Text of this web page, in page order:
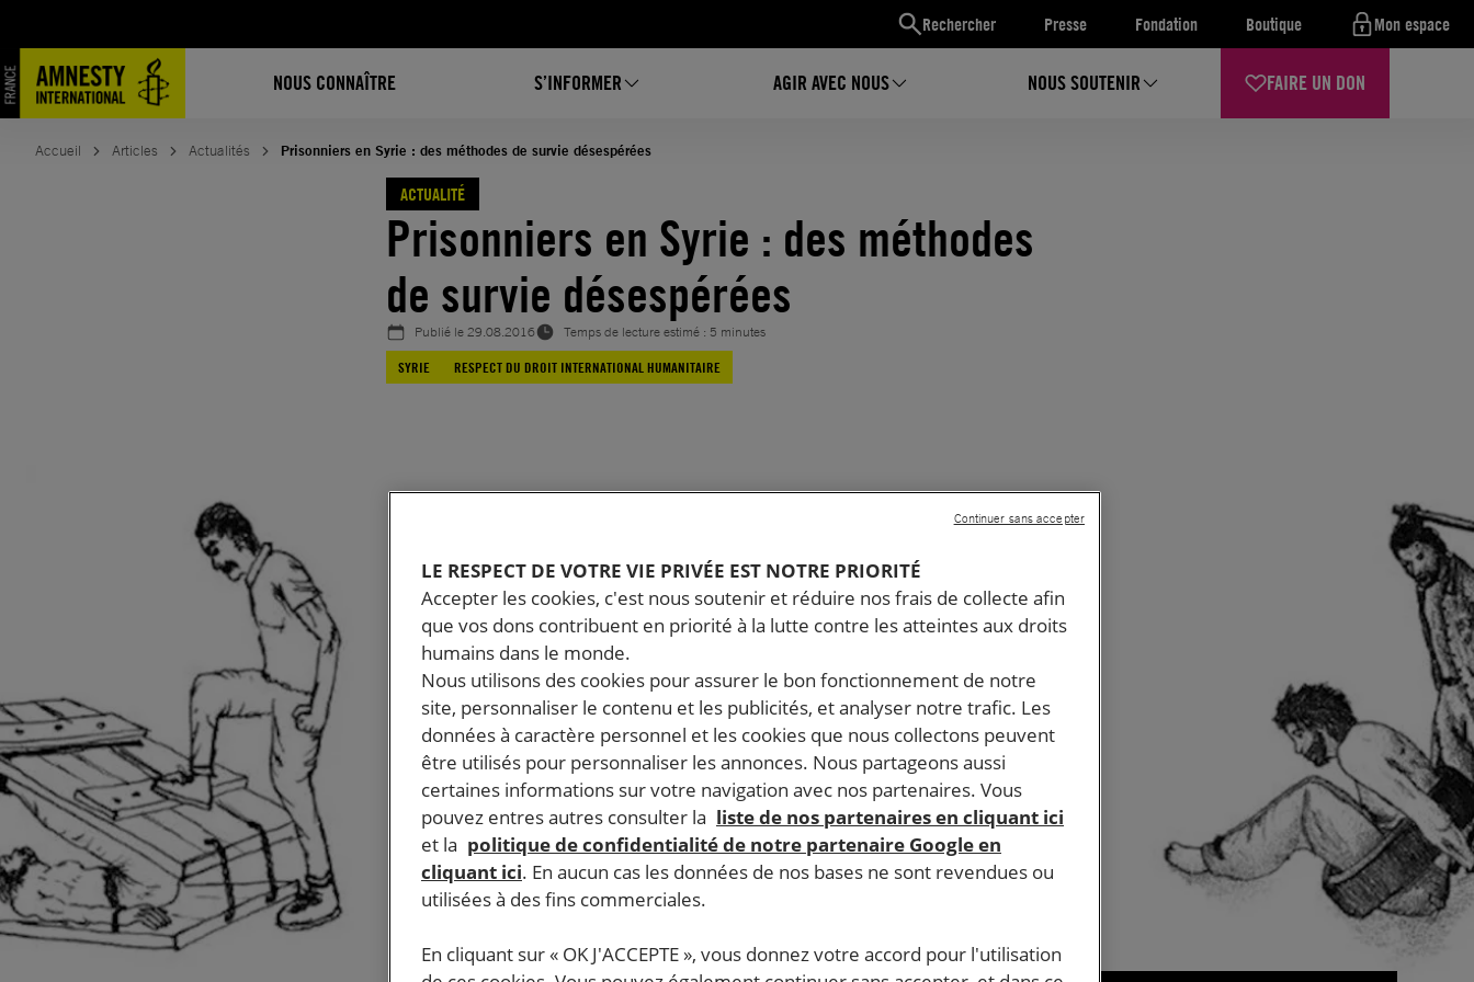
Rechercher Presse Fondation Boutique Mon espace
NOUS CONNAÎTRE S’INFORMER AGIR AVEC NOUS NOUS SOUTENIR FAIRE UN DON
contenu
Accueil Articles Actualités Prisonniers en Syrie : des méthodes de survie désespérées
ACTUALITÉ
Prisonniers en Syrie : des méthodes
de survie désespérées
Publié le29.08.2016
Temps de lecture estimé : 5 minutes
SYRIE
RESPECT DU DROIT INTERNATIONAL HUMANITAIRE
LE RESPECT DE VOTRE VIE PRIVÉE EST NOTRE PRIORITÉ
Accepter les cookies, c'est nous soutenir et réduire nos frais de collecte afin
que vos dons contribuent en priorité à la lutte contre les atteintes aux droits
humains dans le monde.
Nous utilisons des cookies pour assurer le bon fonctionnement de notre
site, personnaliser le contenu et les publicités, et analyser notre trafic. Les
données à caractère personnel et les cookies que nous collectons peuvent
être utilisés pour personnaliser les annonces. Nous partageons aussi
certaines informations sur votre navigation avec nos partenaires. Vous
pouvez entres autres consulter la liste de nos partenaires en cliquant ici
et la politique de confidentialité de notre partenaire Google en
cliquant ici. En aucun cas les données de nos bases ne sont revendues ou
utilisées à des fins commerciales.
En cliquant sur « OK J'ACCEPTE », vous donnez votre accord pour l'utilisation
Continuer sans accepter